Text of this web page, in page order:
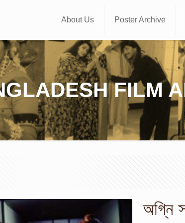
About Us Poster Archive
FILM
অগ্নি